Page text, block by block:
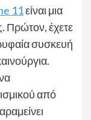
11είναι μια
Πρώτον, έχετε
συσκευή
από